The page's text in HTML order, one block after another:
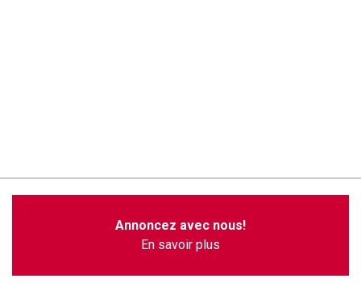
Annoncez avec nous!
En savoir plus